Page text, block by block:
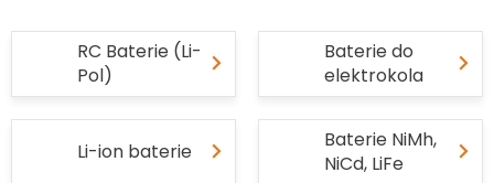
RC Baterie (Li-
Pol)
Baterie do
elektrokola
Li-ion baterie
Baterie NiMh,
NiCd, LiFe